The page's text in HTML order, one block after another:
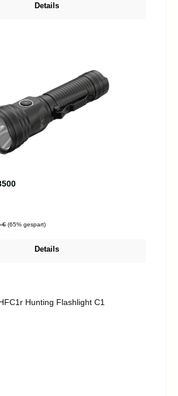
Details
Preis:
€ (65% gespart)
Details